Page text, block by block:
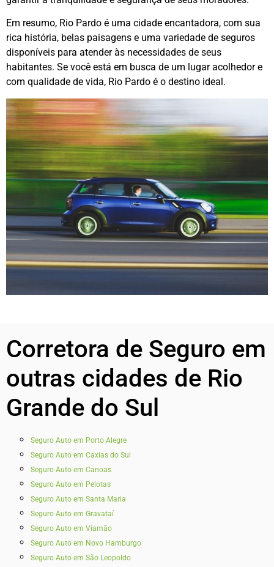
Em resumo, Rio Pardo é uma cidade encantadora, com sua
rica história, belas paisagens e uma variedade de seguros
disponíveis para atender às necessidades de seus
habitantes. Se você está em busca de um lugar acolhedor e
com qualidade de vida, Rio Pardo é o destino ideal.
Corretora de Seguro em
outras cidades de Rio
Grande do Sul
Seguro Auto em Porto Alegre
Seguro Auto em Caxias do Sul
Seguro Auto em Canoas
Seguro Auto em Pelotas
Seguro Auto em Santa Maria
Seguro Auto em Gravataí
Seguro Auto em Viamão
Seguro Auto em Novo Hamburgo
Seguro Auto em São Leopoldo